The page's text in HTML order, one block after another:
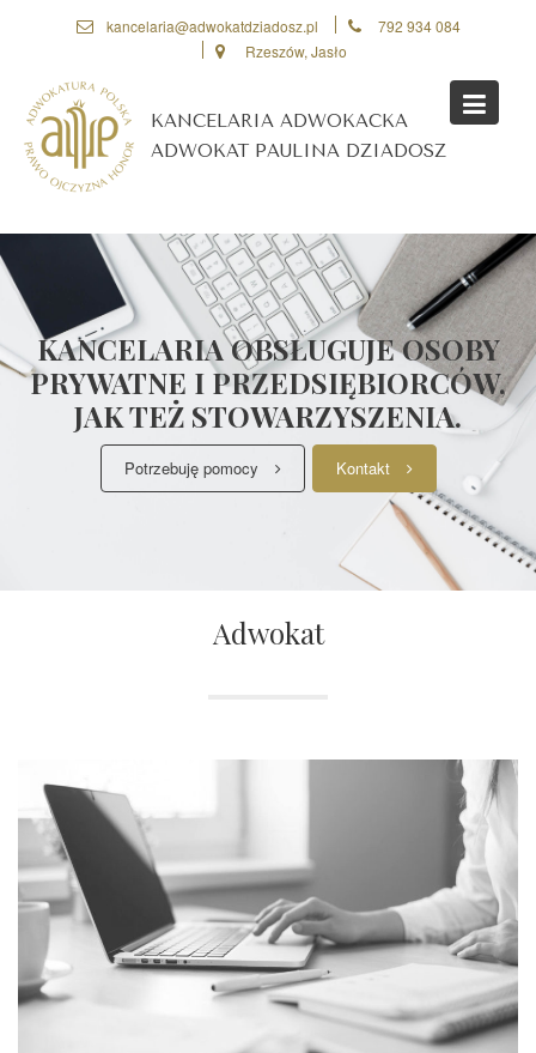
kancelaria@adwokatdziadosz.pl
792 934 084
Rzeszów, Jasło
KANCELARIA ADWOKACKA
ADWOKAT PAULINA DZIADOSZ
KANCELARIA OBSŁUGUJE OSOBY
PRYWATNE I PRZEDSIĘBIORCÓW,
JAK TEŻ STOWARZYSZENIA.
Potrzebuję pomocy Kontakt
Adwokat